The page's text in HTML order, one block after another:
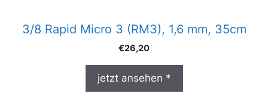
3/8 Rapid Micro 3 (RM3), 1,6 mm, 35cm
€26,20
jetzt ansehen *